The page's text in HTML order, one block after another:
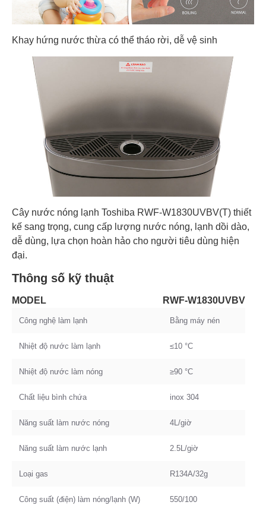
Khay hứng nước thừa có thể tháo rời, dễ vệ sinh
Cây nước nóng lạnh Toshiba RWF-W1830UVBV(T) thiết
kế sang trọng, cung cấp lượng nước nóng, lạnh dồi dào,
dễ dùng, lựa chọn hoàn hảo cho người tiêu dùng hiện
đại.
Thông số kỹ thuật
MODEL RWF-W1830UVBV
Công nghệ làm lạnh Bằng máy nén
Nhiệt độ nước làm lạnh ≤10 °C
Nhiệt độ nước làm nóng ≥90 °C
Chất liệu bình chứa inox 304
Năng suất làm nước nóng 4L/giờ
Năng suất làm nước lạnh 2.5L/giờ
Loại gas R134A/32g
Công suất (điện) làm nóng/lạnh (W) 550/100